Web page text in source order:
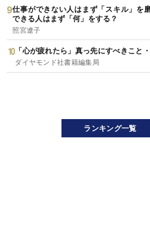
仕事ができない人はまず「スキル」を
できる人はまず「何」をする？
照宮遼子
「心が疲れたら」真っ先にすべきこと
ダイヤモンド社書籍編集局
ランキング一覧